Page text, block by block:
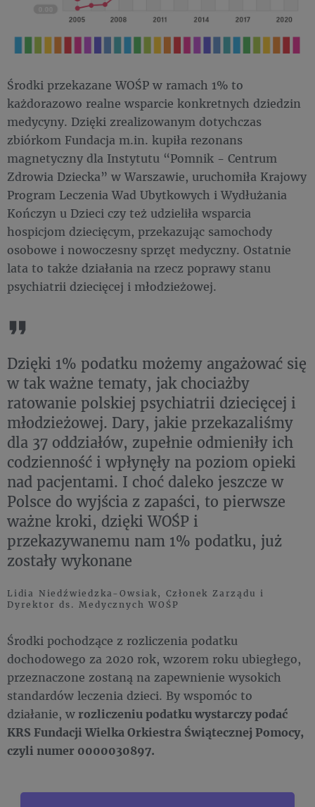
Środki przekazane WOŚP w ramach 1% to
każdorazowo realne wsparcie konkretnych dziedzin
medycyny. Dzięki zrealizowanym dotychczas
zbiórkom Fundacja m.in. kupiła rezonans
magnetyczny dla Instytutu “Pomnik - Centrum
Zdrowia Dziecka” w Warszawie, uruchomiła Krajowy
Program Leczenia Wad Ubytkowych i Wydłużania
Kończyn u Dzieci czy też udzieliła wsparcia
hospicjom dziecięcym, przekazując samochody
osobowe i nowoczesny sprzęt medyczny. Ostatnie
lata to także działania na rzecz poprawy stanu
psychiatrii dziecięcej i młodzieżowej.
Dzięki 1% podatku możemy angażować się
w tak ważne tematy, jak chociażby
ratowanie polskiej psychiatrii dziecięcej i
młodzieżowej. Dary, jakie przekazaliśmy
dla 37 oddziałów, zupełnie odmieniły ich
codzienność i wpłynęły na poziom opieki
nad pacjentami. I choć daleko jeszcze w
Polsce do wyjścia z zapaści, to pierwsze
ważne kroki, dzięki WOŚP i
przekazywanemu nam 1% podatku, już
zostały wykonane
Lidia Niedźwiedzka-Owsiak, Członek Zarządu i
Dyrektor ds. Medycznych WOŚP
Środki pochodzące z rozliczenia podatku
dochodowego za 2020 rok, wzorem roku ubiegłego,
przeznaczone zostaną na zapewnienie wysokich
standardów leczenia dzieci. By wspomóc to
działanie, w rozliczeniu podatku wystarczy podać
KRS Fundacji Wielka Orkiestra Świątecznej Pomocy,
czyli numer 0000030897.